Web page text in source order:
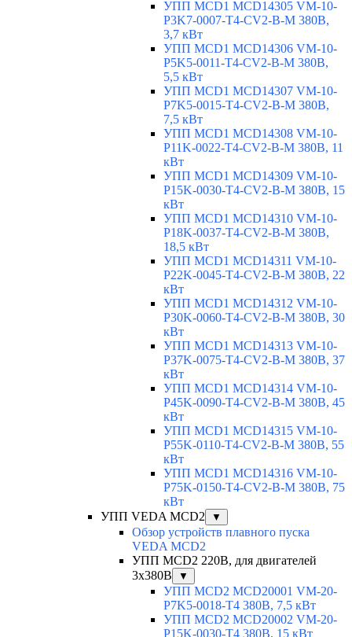
УПП MCD1 MCD14305 VM-10-
P3K7-0007-T4-CV2-B-M 380В,
3,7 кВт
УПП MCD1 MCD14306 VM-10-
P5K5-0011-T4-CV2-B-M 380В,
5,5 кВт
УПП MCD1 MCD14307 VM-10-
P7K5-0015-T4-CV2-B-M 380В,
7,5 кВт
УПП MCD1 MCD14308 VM-10-
P11K-0022-T4-CV2-B-M 380В, 11
кВт
УПП MCD1 MCD14309 VM-10-
P15K-0030-T4-CV2-B-M 380В, 15
кВт
УПП MCD1 MCD14310 VM-10-
P18K-0037-T4-CV2-B-M 380В,
18,5 кВт
УПП MCD1 MCD14311 VM-10-
P22K-0045-T4-CV2-B-M 380В, 22
кВт
УПП MCD1 MCD14312 VM-10-
P30K-0060-T4-CV2-B-M 380В, 30
кВт
УПП MCD1 MCD14313 VM-10-
P37K-0075-T4-CV2-B-M 380В, 37
кВт
УПП MCD1 MCD14314 VM-10-
P45K-0090-T4-CV2-B-M 380В, 45
кВт
УПП MCD1 MCD14315 VM-10-
P55K-0110-T4-CV2-B-M 380В, 55
кВт
УПП MCD1 MCD14316 VM-10-
P75K-0150-T4-CV2-B-M 380В, 75
кВт
УПП VEDA MCD2
▼
Обзор устройств плавного пуска
VEDA MCD2
УПП MCD2 220В, для двигателей
3х380В
▼
УПП MCD2 MCD20001 VM-20-
P7K5-0018-T4 380В, 7,5 кВт
УПП MCD2 MCD20002 VM-20-
P15K-0030-T4 380В, 15 кВт